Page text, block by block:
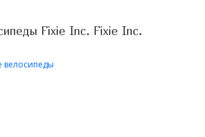
Fixie Inc. Fixie Inc.
велосипеды